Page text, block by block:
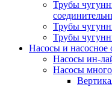
Трубы
Трубы
Трубы
Насосы и насосное
Насосы ин-
Насосы